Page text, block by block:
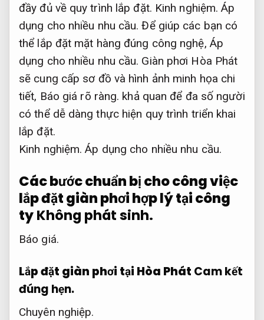
đầy đủ về quy trình lắp đặt. Kinh nghiệm. Áp
dụng cho nhiều nhu cầu. Để giúp các bạn có
thể lắp đặt mặt hàng đúng công nghệ, Áp
dụng cho nhiều nhu cầu. Giàn phơi Hòa Phát
sẽ cung cấp sơ đồ và hình ảnh minh họa chi
tiết, Báo giá rõ ràng. khả quan để đa số người
có thể dễ dàng thực hiện quy trình triển khai
lắp đặt.
Kinh nghiệm. Áp dụng cho nhiều nhu cầu.
Các bước chuẩn bị cho công việc
lắp đặt giàn phơi hợp lý tại công
tyKhông phát sinh.
Báo giá.
Lắp đặt giàn phơi tại Hòa Phát Cam kết
đúng hẹn.
Chuyên nghiệp.